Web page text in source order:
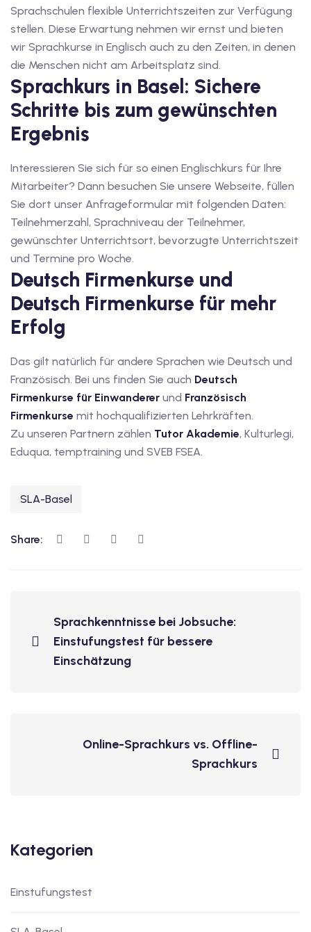
Deutsch C1
C1
Deutsch C1
C1
A1
Deutschkurse mit
Deutschkurse mit
mit Gutschein
Deutschkurse mit
mit Gutschein
Sprachschulen flexible Unterrichtszeiten zur Verfügung
stellen. Diese Erwartung nehmen wir ernst und bieten
wir Sprachkurse in Englisch auch zu den Zeiten, in denen
die Menschen nicht am Arbeitsplatz sind.
Sprachkurs in Basel: Sichere
Schritte bis zum gewünschten
Ergebnis
Interessieren Sie sich für so einen Englischkurs für Ihre
Mitarbeiter? Dann besuchen Sie unsere Webseite, füllen
Sie dort unser Anfrageformular mit folgenden Daten:
Teilnehmerzahl, Sprachniveau der Teilnehmer,
gewünschter Unterrichtsort, bevorzugte Unterrichtszeit
und Termine pro Woche.
Deutsch Firmenkurse und
Deutsch Firmenkurse für mehr
Erfolg
Das gilt natürlich für andere Sprachen wie Deutsch und
Französisch. Bei uns finden Sie auch Deutsch
Firmenkurse für Einwanderer und Französisch
Firmenkurse mit hochqualifizierten Lehrkräften.
Zu unseren Partnern zählen Tutor Akademie, Kulturlegi,
Eduqua, temptraining und SVEB FSEA.
SLA-Basel
Share:
Sprachkenntnisse bei Jobsuche:
Einstufungstest für bessere
Einschätzung
Online-Sprachkurs vs. Offline-
Sprachkurs
Kategorien
Einstufungstest